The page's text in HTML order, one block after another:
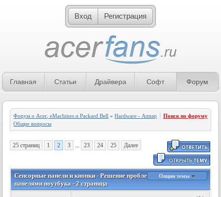
Вход Регистрация
Главная Статьи Драйвера Софт Форум
Форум о Acer, eMachines и Packard Bell »Hardware - Аппаратное обеспечение»
Общие вопросы
Поиск по форуму
25 страниц 1 2 3 ... 23 24 25 Далее
Сенсорные панели и кнопки - Решение проблем с сенсорными
панелями ноутбука - 2 страница
Опции темы